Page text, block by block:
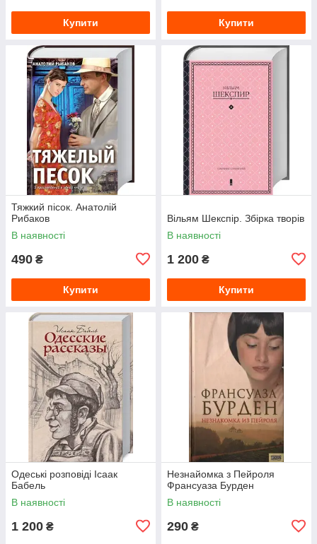
Купити Купити
Тяжкий пісок. Анатолій
Рибаков
В наявності
490 ₴
Купити
Вільям Шекспір. Збірка творів
В наявності
1 200 ₴
Купити
Одеські розповіді Ісаак
Бабель
В наявності
1 200 ₴
Незнайомка з Пейроля
Франсуаза Бурден
В наявності
290 ₴